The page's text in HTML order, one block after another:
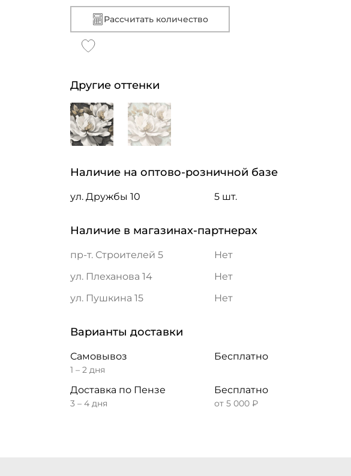
Рассчитать количество
Другие оттенки
Наличие на оптово-розничной базе
ул. Дружбы 10 5 шт.
Наличие в магазинах-партнерах
пр-т. Строителей 5
Нет
ул. Плеханова 14
Нет
ул. Пушкина 15
Нет
Варианты доставки
Самовывоз
1 – 2 дня
Бесплатно
Доставка по Пензе
3 – 4 дня
Бесплатно
от 5 000 ₽